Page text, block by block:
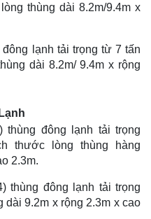
thùng dài 8.2m/9.4m x
lạnh tải trọng từ 7 tấn
dài 8.2m/ 9.4m x rộng
thùng đông lạnh tải trọng
thước lòng thùng hàng
2.3m.
thùng đông lạnh tải trọng
dài 9.2m x rộng 2.3m x cao